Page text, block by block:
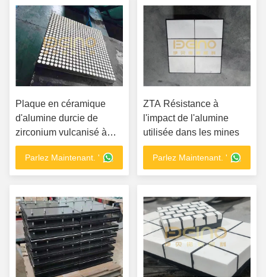
Plaque en céramique
d'alumine durcie de
zirconium vulcanisé à
froid non bloquant
Parlez Maintenant. '
ZTA Résistance à
l'impact de l'alumine
utilisée dans les mines
Parlez Maintenant. '